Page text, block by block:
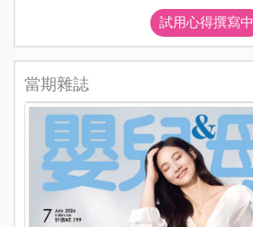
試用心得撰寫中
當期雜誌